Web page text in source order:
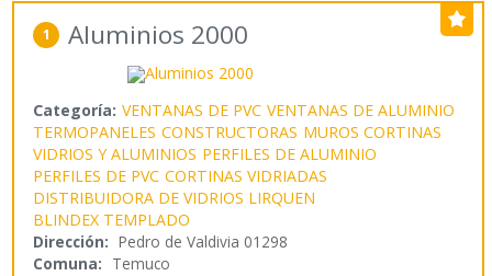
1 Aluminios 2000
Categoría: VENTANAS DE PVC VENTANAS DE ALUMINIO
TERMOPANELES CONSTRUCTORAS MUROS CORTINAS
VIDRIOS Y ALUMINIOS PERFILES DE ALUMINIO
PERFILES DE PVC CORTINAS VIDRIADAS
DISTRIBUIDORA DE VIDRIOS LIRQUEN
BLINDEX TEMPLADO
Dirección: Pedro de Valdivia 01298
Comuna: Temuco